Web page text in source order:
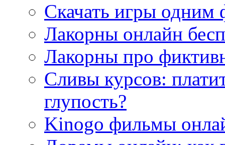
Скачать игры одним
Лакорны онлайн
Лакорны про
Сливы курсов:
глупость?
Kinogo фильмы